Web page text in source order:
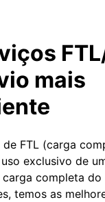
mais
FTL (carga
exclusivo de
carga completa
temos as